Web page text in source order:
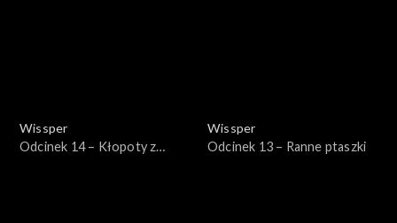
Wissper
Odcinek 14 – Kłopoty z
Wissper
Odcinek 13 – Ranne ptaszki